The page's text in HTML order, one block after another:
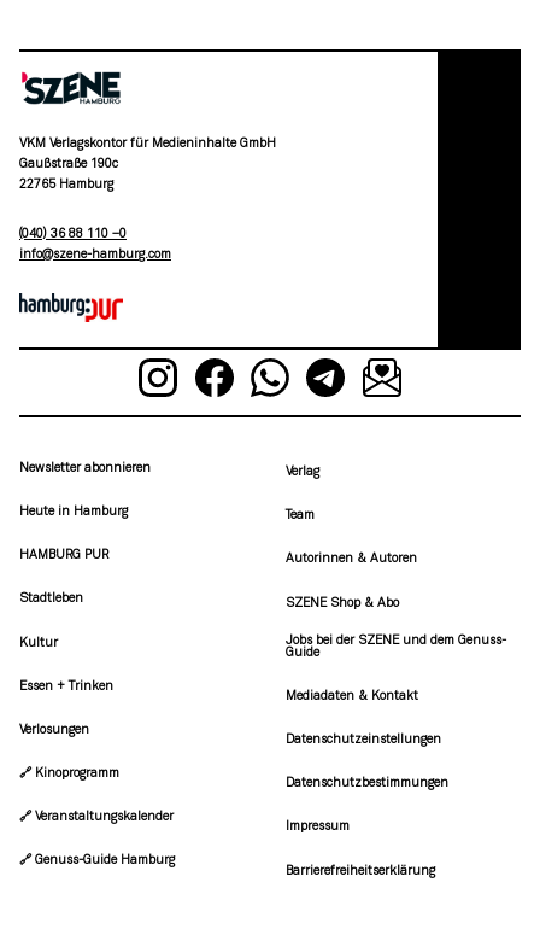
VKM Verlagskontor für Medieninhalte GmbH
Gaußstraße 190c
22765 Hamburg
(040) 36 88 110 –0
moc.grubmah-enezs@ofni
Newsletter abonnieren
Heute in Hamburg
HAMBURG PUR
Stadtleben
Kultur
Essen + Trinken
Verlosungen
🔗 Kinoprogramm
🔗 Veranstaltungskalender
🔗 Genuss-Guide Hamburg
Verlag
Team
Autorinnen & Autoren
SZENE Shop & Abo
Jobs bei der SZENE und dem Genuss-
Guide
Mediadaten & Kontakt
Datenschutzeinstellungen
Datenschutzbestimmungen
Impressum
Barrierefreiheitserklärung